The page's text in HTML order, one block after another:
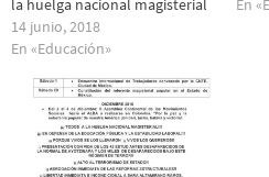
la huelga nacional magisterial
14 junio, 2018
En «Educación»
En